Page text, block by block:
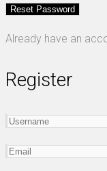
Already have an
Register